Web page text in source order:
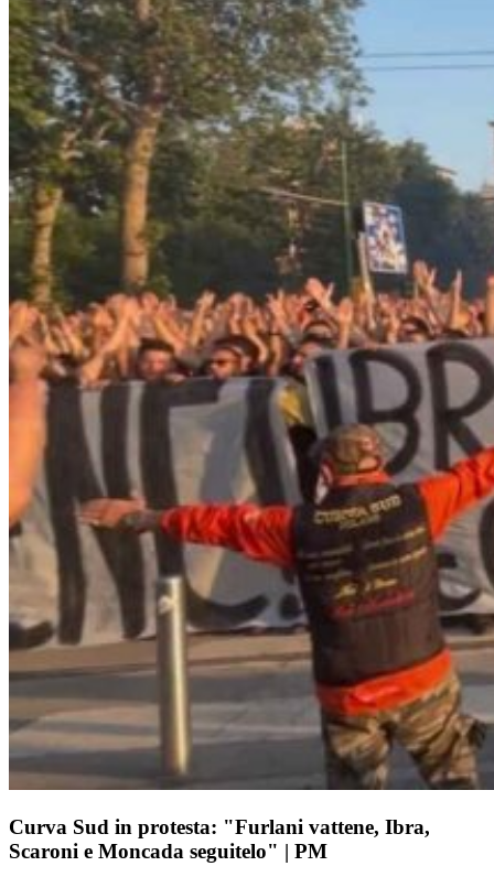
Curva Sud in protesta: "Furlani vattene, Ibra,
Scaroni e Moncada seguitelo" | PM